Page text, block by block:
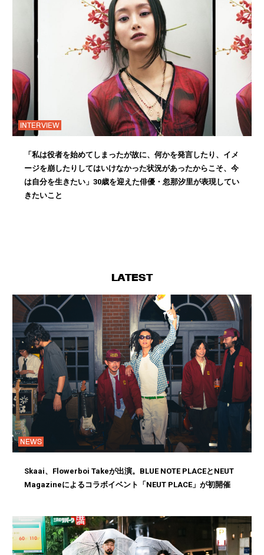
INTERVIEW
「私は役者を始めてしまったが故に、何かを発言したり、イメ
ージを崩したりしてはいけなかった状況があったからこそ、今
は自分を生きたい」30歳を迎えた俳優・忽那汐里が表現してい
きたいこと
LATEST
NEWS
Skaai、Flowerboi Takeが出演。BLUE NOTE PLACEとNEUT
Magazineによるコラボイベント「NEUT PLACE」が初開催